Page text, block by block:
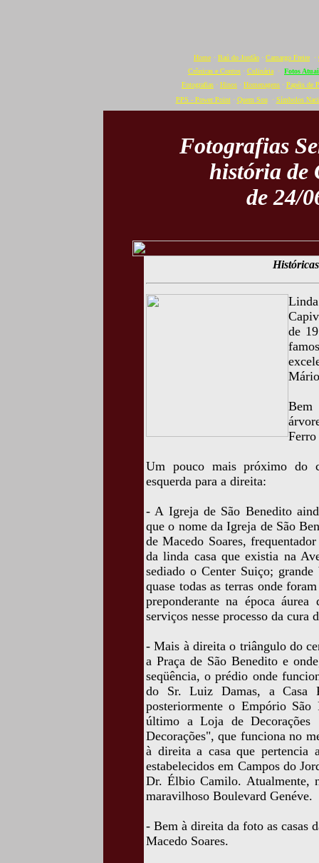
Home · Baú do Jordão · Camargo Freire ·
Crônicas e Contos · Culinária · Fotos
Fotografias · Hinos · Homenagens · Papéis de
PPS - Power Point· Quem Sou· Símbolos
Fotografias
história de
de 24/
de
Bem
Ferro
Um pouco mais próximo do
esquerda para a direita:
- A Igreja de São Benedito
que o nome da Igreja de São
de Macedo Soares,
da linda casa que existia na
sediado o Center Suiço;
quase todas as terras onde
preponderante na época
serviços nesse processo da cura
- Mais à direita o triângulo do
a Praça de São Benedito e
seqüência, o prédio onde
do Sr. Luiz Damas, a Casa
posteriormente o Empório
último a Loja de Decorações
Decorações", que funciona no
à direita a casa que pertencia
estabelecidos em Campos do
Dr. Élbio Camilo. Atualmente,
maravilhoso Boulevard Genéve.
- Bem à direita da foto as casas
Macedo Soares.